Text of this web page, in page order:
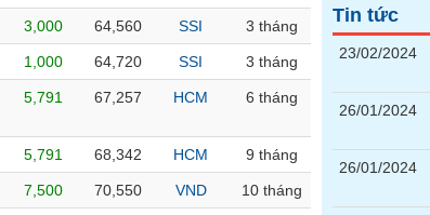
3,000 64,560 SSI 3 tháng
1,000 64,720 SSI 3 tháng
5,791 67,257 HCM 6 tháng
5,791 68,342 HCM 9 tháng
7,500 70,550 VND 10 tháng
Tin tức
23/02/2024
26/01/2024
26/01/2024